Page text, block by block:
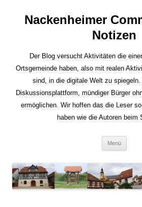
Nackenheimer
Notizen
Der Blog versucht Aktivitäten die
Ortsgemeinde haben, also mit realen
sind, in die digitale Welt zu
Diskussionsplattform, mündiger Bürger
ermöglichen. Wir hoffen das die Leser
haben wie die Autoren beim
Menü